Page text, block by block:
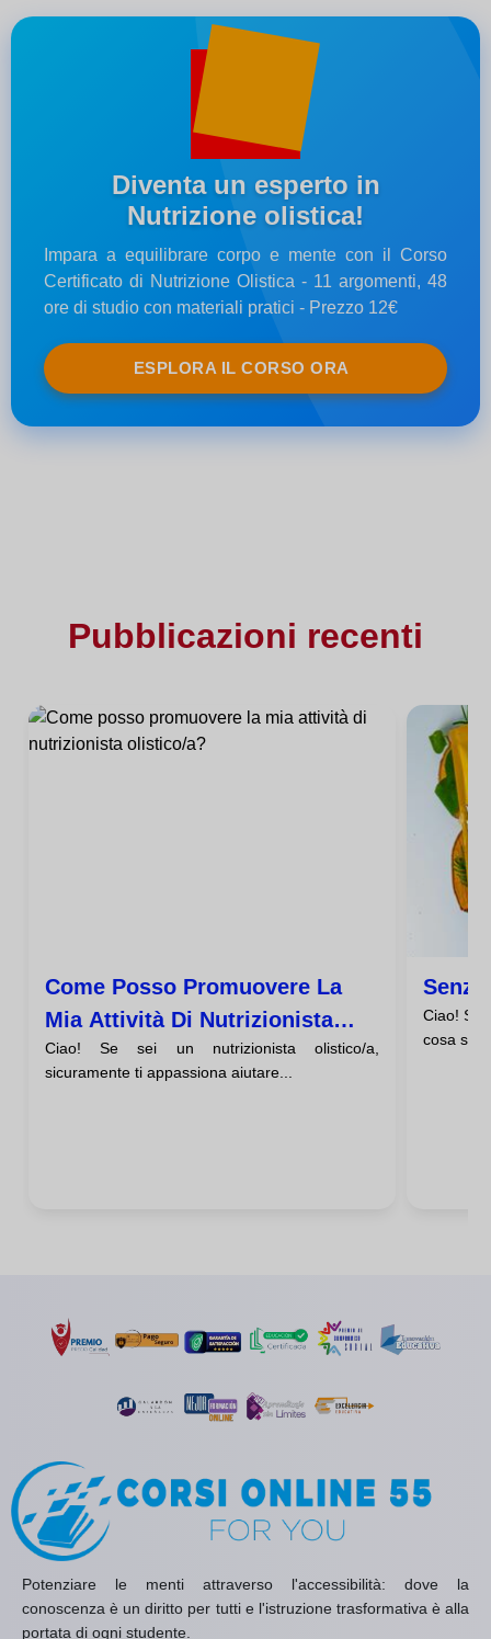
Diventa un esperto in
Nutrizione olistica!
Impara a equilibrare corpo e mente con il Corso
Certificato di Nutrizione Olistica - 11 argomenti, 48
ore di studio con materiali pratici - Prezzo 12€
ESPLORA IL CORSO ORA
Pubblicazioni recenti
Come Posso Promuovere La
Mia Attività Di Nutrizionista
Olistico/a?
Ciao! Se sei un nutrizionista olistico/a,
sicuramente ti appassiona aiutare...
Ciao! Se
cosa
Potenziare le menti attraverso l'accessibilità: dove la
conoscenza è un diritto per tutti e l'istruzione trasformativa è alla
portata di ogni studente.